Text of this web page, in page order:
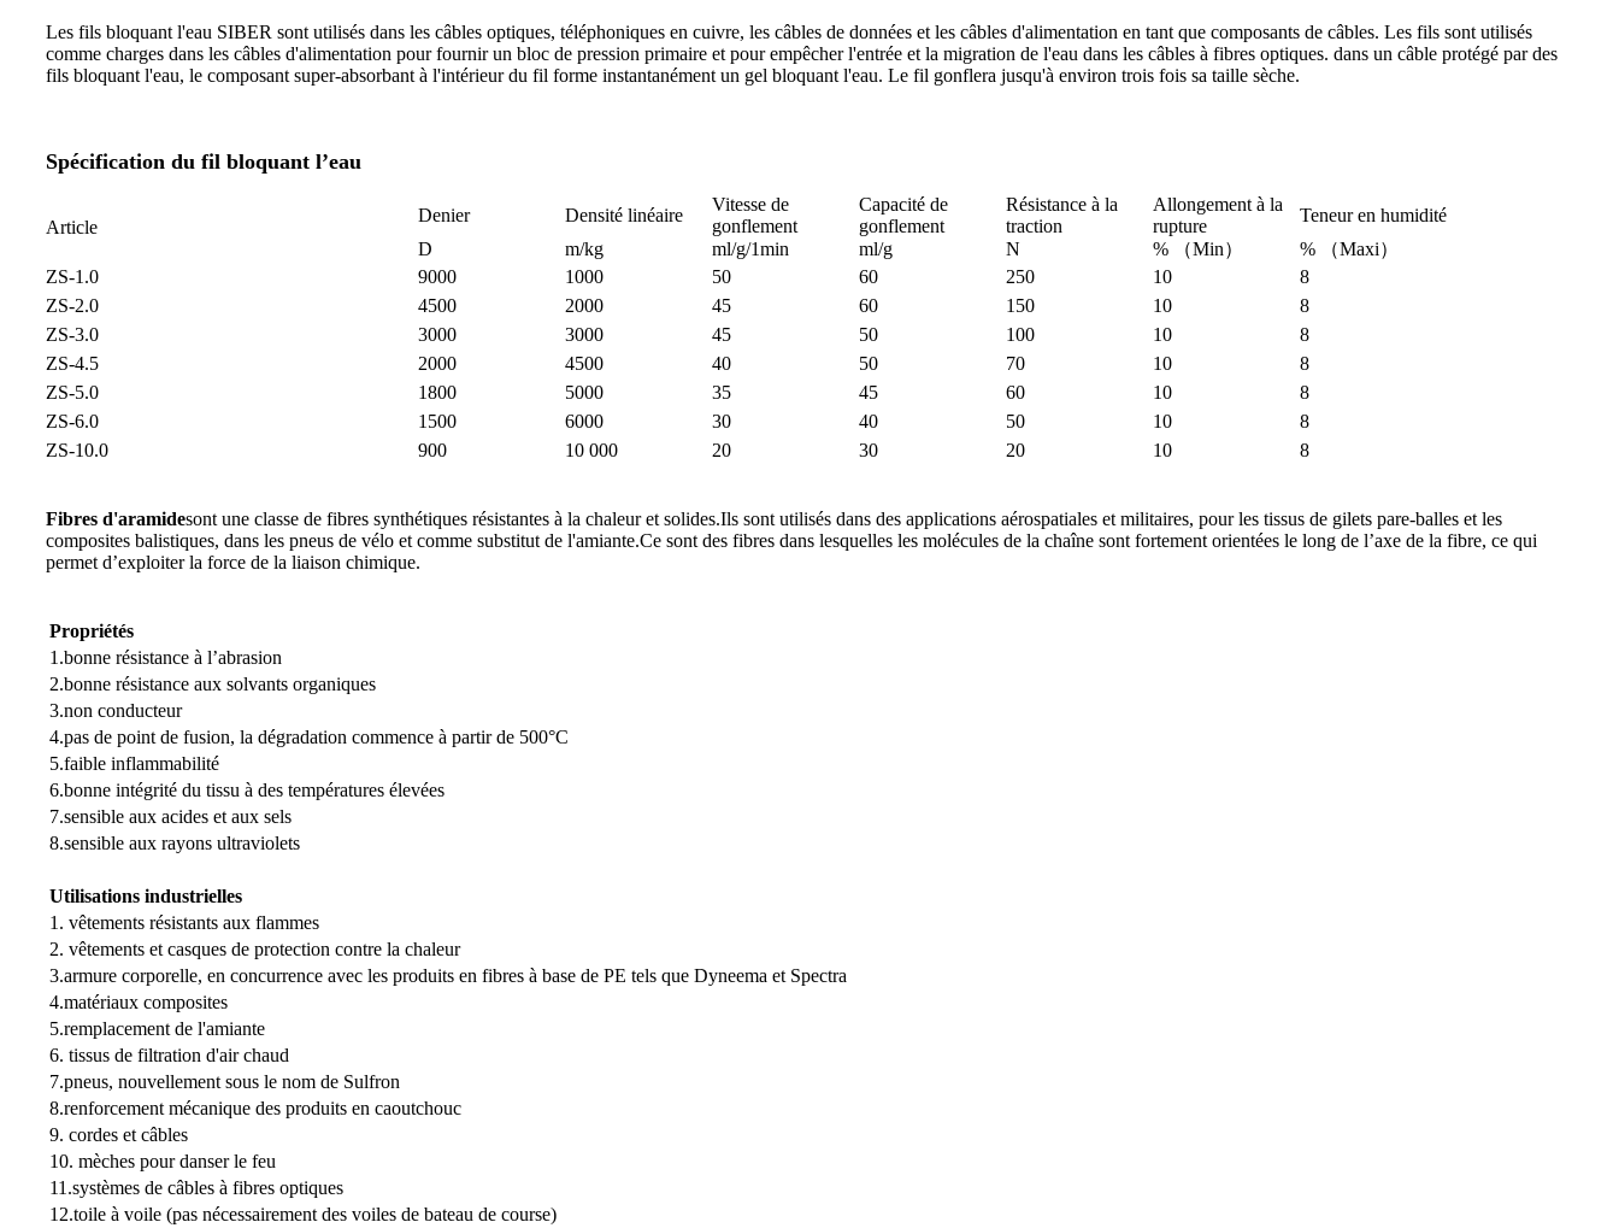
Les fils bloquant l'eau SIBER sont utilisés dans les câbles optiques, téléphoniques en cuivre, les câbles de données et les câbles d'alimentation en tant que composants de câbles. Les fils sont utilisés
comme charges dans les câbles d'alimentation pour fournir un bloc de pression primaire et pour empêcher l'entrée et la migration de l'eau dans les câbles à fibres optiques. dans un câble protégé par des
fils bloquant l'eau, le composant super-absorbant à l'intérieur du fil forme instantanément un gel bloquant l'eau. Le fil gonflera jusqu'à environ trois fois sa taille sèche.
Spécification du fil bloquant l’eau
Article
Denier Densité linéaire
Vitesse de
gonflement
Capacité de
gonflement
Résistance à la
traction
Allongement à la
rupture
Teneur en humidité
D
m/kg ml/g/1min ml/g N % （Min）
% （Maxi）
ZS-1.0
9000 1000 50 60 250 10
8
ZS-2.0
4500 2000 45 60 150 10
8
ZS-3.0
3000 3000 45 50 100 10
8
ZS-4.5
2000 4500 40 50 70 10
8
ZS-5.0
1800 5000 35 45 60 10
8
ZS-6.0
1500 6000 30 40 50 10
8
ZS-10.0
900 10 000 20 30 20 10 8
Fibres d'aramidesont une classe de fibres synthétiques résistantes à la chaleur et solides.Ils sont utilisés dans des applications aérospatiales et militaires, pour les tissus de gilets pare-balles et les
composites balistiques, dans les pneus de vélo et comme substitut de l'amiante.Ce sont des fibres dans lesquelles les molécules de la chaîne sont fortement orientées le long de l’axe de la fibre, ce qui
permet d’exploiter la force de la liaison chimique.
Propriétés
1.bonne résistance à l’abrasion
2.bonne résistance aux solvants organiques
3.non conducteur
4.pas de point de fusion, la dégradation commence à partir de 500°C
5.faible inflammabilité
6.bonne intégrité du tissu à des températures élevées
7.sensible aux acides et aux sels
8.sensible aux rayons ultraviolets
Utilisations industrielles
1. vêtements résistants aux flammes
2. vêtements et casques de protection contre la chaleur
3.armure corporelle, en concurrence avec les produits en fibres à base de PE tels que Dyneema et Spectra
4.matériaux composites
5.remplacement de l'amiante
6. tissus de filtration d'air chaud
7.pneus, nouvellement sous le nom de Sulfron
8.renforcement mécanique des produits en caoutchouc
9. cordes et câbles
10. mèches pour danser le feu
11.systèmes de câbles à fibres optiques
12.toile à voile (pas nécessairement des voiles de bateau de course)